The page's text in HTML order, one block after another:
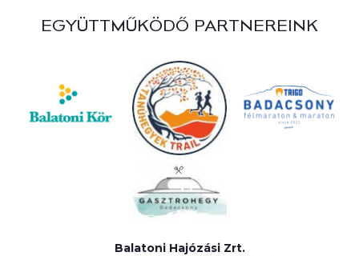
EGYÜTTMŰKÖDŐ PARTNEREINK
Balatoni Hajózási Zrt.